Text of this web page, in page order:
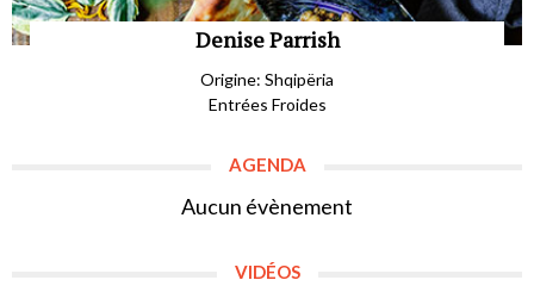
Denise Parrish
Origine: Shqipëria
Entrées Froides
AGENDA
Aucun évènement
VIDÉOS